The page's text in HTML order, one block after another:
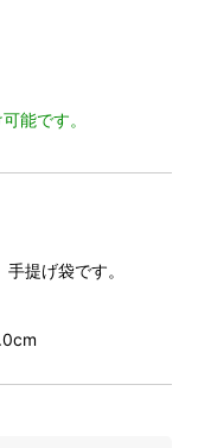
能です。
提げ袋です。